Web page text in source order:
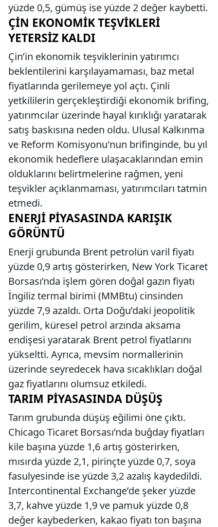
yüzde 0,5, gümüş ise yüzde 2 değer kaybetti.
ÇIN EKONOMIK TEŞVIKLERI
YETERSIZ KALDI
Çin’in ekonomik teşviklerinin yatırımcı
beklentilerini karşılayamaması, baz metal
fiyatlarında gerilemeye yol açtı. Çinli
yetkililerin gerçekleştirdiği ekonomik brifing,
yatırımcılar üzerinde hayal kırıklığı yaratarak
satış baskısına neden oldu. Ulusal Kalkınma
ve Reform Komisyonu'nun brifinginde, bu yıl
ekonomik hedeflere ulaşacaklarından emin
olduklarını belirtmelerine rağmen, yeni
teşvikler açıklanmaması, yatırımcıları tatmin
etmedi.
ENERJI PIYASASINDA KARIŞIK
GÖRÜNTÜ
Enerji grubunda Brent petrolün varil fiyatı
yüzde 0,9 artış gösterirken, New York Ticaret
Borsası’nda işlem gören doğal gazın fiyatı
İngiliz termal birimi (MMBtu) cinsinden
yüzde 7,9 azaldı. Orta Doğu’daki jeopolitik
gerilim, küresel petrol arzında aksama
endişesi yaratarak Brent petrol fiyatlarını
yükseltti. Ayrıca, mevsim normallerinin
üzerinde seyredecek hava sıcaklıkları doğal
gaz fiyatlarını olumsuz etkiledi.
TARIM PIYASASINDA DÜŞÜŞ
Tarım grubunda düşüş eğilimi öne çıktı.
Chicago Ticaret Borsası’nda buğday fiyatları
kile başına yüzde 1,6 artış gösterirken,
mısırda yüzde 2,1, pirinçte yüzde 0,7, soya
fasulyesinde ise yüzde 3,2 azalış kaydedildi.
Intercontinental Exchange’de şeker yüzde
3,7, kahve yüzde 1,9 ve pamuk yüzde 0,8
değer kaybederken, kakao fiyatı ton başına